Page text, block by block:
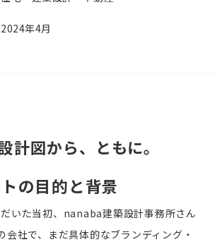
2024年4月
計図から、ともに。
の目的と背景
いた当初、nanaba建築設計事務所さん
会社で、まだ具体的なブランディング・